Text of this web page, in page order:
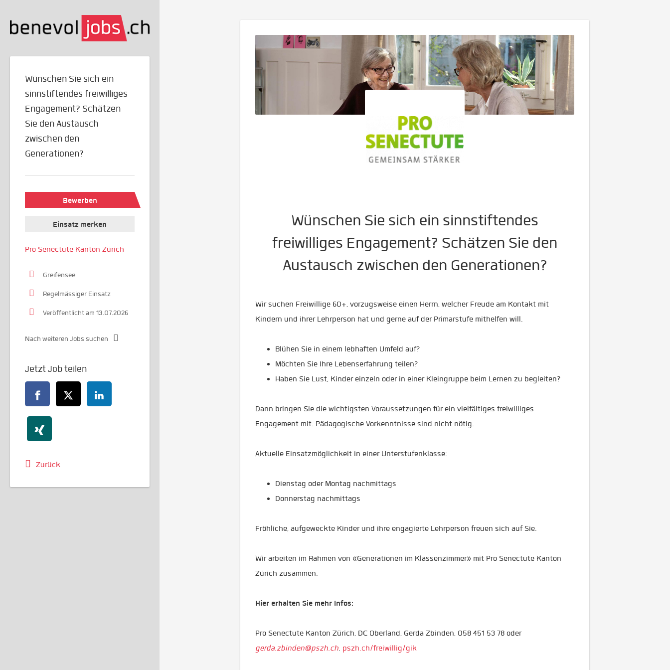
Wünschen Sie sich ein sinnstiftendes
freiwilliges Engagement? Schätzen Sie den
Austausch zwischen den Generationen?
Wir suchen Freiwillige 60+, vorzugsweise einen Herrn, welcher Freude am Kontakt mit
Kindern und ihrer Lehrperson hat und gerne auf der Primarstufe mithelfen will.
Blühen Sie in einem lebhaften Umfeld auf?
Möchten Sie Ihre Lebenserfahrung teilen?
Haben Sie Lust, Kinder einzeln oder in einer Kleingruppe beim Lernen zu begleiten?
Dann bringen Sie die wichtigsten Voraussetzungen für ein vielfältiges freiwilliges
Engagement mit. Pädagogische Vorkenntnisse sind nicht nötig.
Aktuelle Einsatzmöglichkeit in einer Unterstufenklasse:
Dienstag oder Montag nachmittags
Donnerstag nachmittags
Fröhliche, aufgeweckte Kinder und ihre engagierte Lehrperson freuen sich auf Sie.
Wir arbeiten im Rahmen von «Generationen im Klassenzimmer» mit Pro Senectute Kanton
Zürich zusammen.
Hier erhalten Sie mehr Infos:
Pro Senectute Kanton Zürich, DC Oberland, Gerda Zbinden, 058 451 53 78 oder
gerda.zbinden@pszh.ch. pszh.ch/freiwillig/gik
Wünschen Sie sich ein
sinnstiftendes freiwilliges
Engagement? Schätzen
Sie den Austausch
zwischen den
Generationen?
Bewerben
Einsatz merken
Pro Senectute Kanton Zürich
Greifensee
Regelmässiger Einsatz
Veröffentlicht am 13.07.2026
Nach weiteren Jobs suchen
Jetzt Job teilen
Zurück